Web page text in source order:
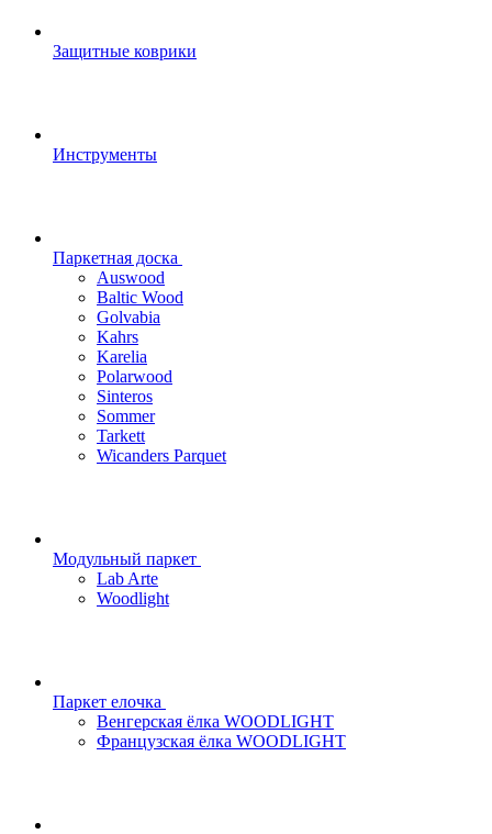
Защитные коврики
Инструменты
Паркетная доска
Auswood
Baltic Wood
Golvabia
Kahrs
Karelia
Polarwood
Sinteros
Sommer
Tarkett
Wicanders Parquet
Модульный паркет
Lab Arte
Woodlight
Паркет елочка
Венгерская ёлка WOODLIGHT
Французская ёлка WOODLIGHT